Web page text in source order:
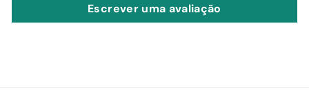
Escrever uma avaliação